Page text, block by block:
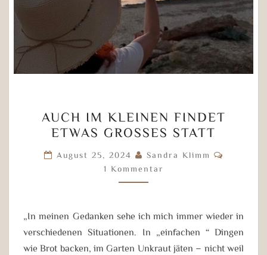
IM
KLEINEN
FINDET
ETWAS
GROSSES S
AUCH IM KLEINEN FINDET
ETWAS GROSSES STATT
August 25, 2024 Sandra Klimm
1 Kommentar
„In meinen Gedanken sehe ich mich immer wieder in
verschiedenen Situationen. In „einfachen“ Dingen
wie Brot backen, im Garten Unkraut jäten – nicht weil